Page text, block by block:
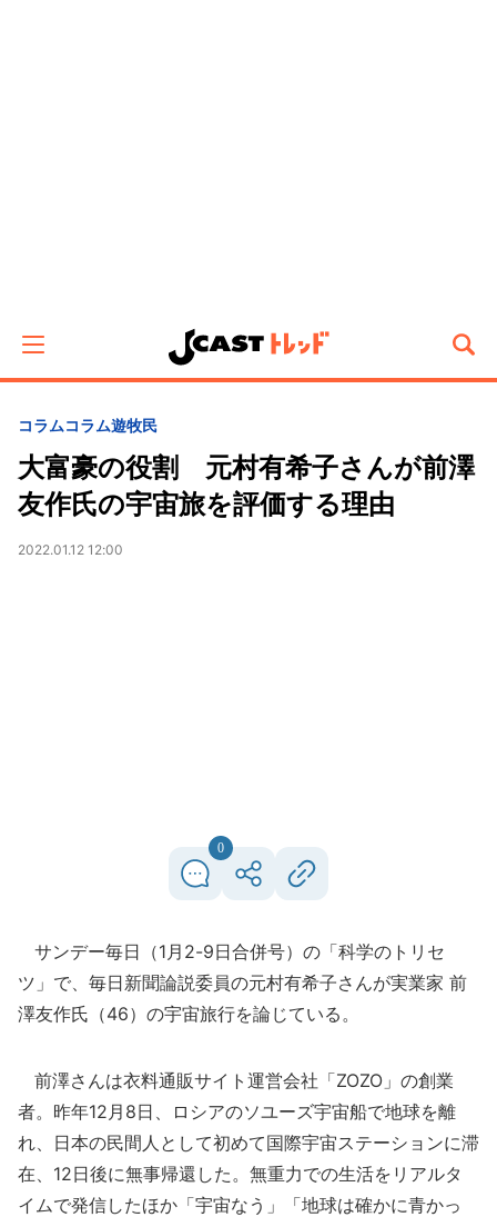
コラムコラム遊牧民
大富豪の役割 元村有希子さんが前澤
友作氏の宇宙旅を評価する理由
2022.01.12 12:00
0
サンデー毎日（1月2-9日合併号）の「科学のトリセ
ツ」で、毎日新聞論説委員の元村有希子さんが実業家 前
澤友作氏（46）の宇宙旅行を論じている。
前澤さんは衣料通販サイト運営会社「ZOZO」の創業
者。昨年12月8日、ロシアのソユーズ宇宙船で地球を離
れ、日本の民間人として初めて国際宇宙ステーションに滞
在、12日後に無事帰還した。無重力での生活をリアルタ
イムで発信したほか「宇宙なう」「地球は確かに青かっ